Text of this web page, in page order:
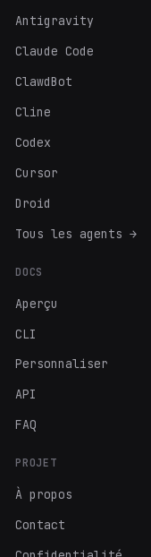
Antigravity
Claude Code
ClawdBot
Cline
Codex
Cursor
Droid
Tous les agents →
DOCS
Aperçu
CLI
Personnaliser
API
FAQ
PROJET
À propos
Contact